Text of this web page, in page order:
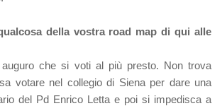
della vostra road map di qui alle
che si voti al più presto. Non trova
votare nel collegio di Siena per dare una
del Pd Enrico Letta e poi si impedisca a